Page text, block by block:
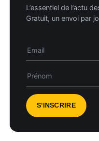
L’essentiel de l’actu
Gratuit, un envoi par